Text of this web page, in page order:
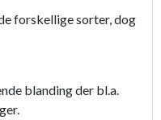
forskellige sorter, dog
blanding der bl.a.